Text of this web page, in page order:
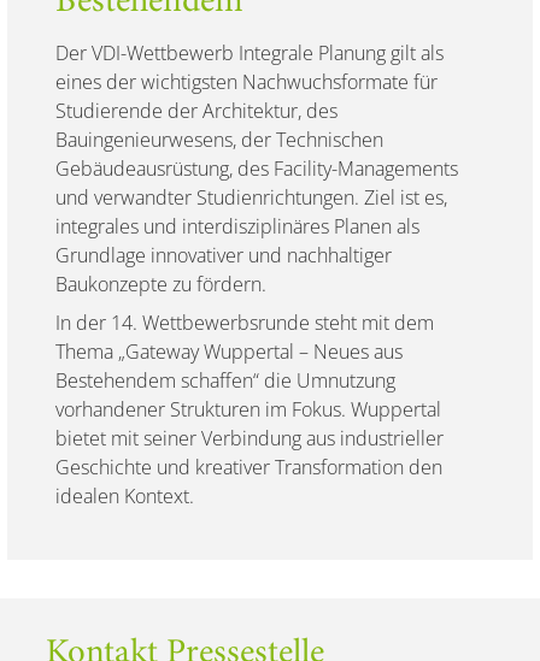
Der VDI-Wettbewerb Integrale Planung gilt als
eines der wichtigsten Nachwuchsformate für
Studierende der Architektur, des
Bauingenieurwesens, der Technischen
Gebäudeausrüstung, des Facility-Managements
und verwandter Studienrichtungen. Ziel ist es,
integrales und interdisziplinäres Planen als
Grundlage innovativer und nachhaltiger
Baukonzepte zu fördern.
In der 14. Wettbewerbsrunde steht mit dem
Thema „Gateway Wuppertal – Neues aus
Bestehendem schaffen“ die Umnutzung
vorhandener Strukturen im Fokus. Wuppertal
bietet mit seiner Verbindung aus industrieller
Geschichte und kreativer Transformation den
idealen Kontext.